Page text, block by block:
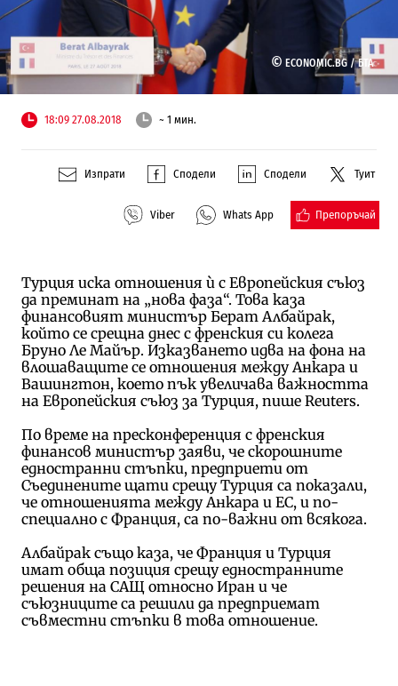
© ECONOMIC.BG /БТА
18:09 27.08.2018 ~ 1 мин.
Изпрати Сподели Сподели Туит
Viber Whats App Препоръчай
Турция иска отношения ѝ с Европейския съюз
да преминат на „нова фаза“. Това каза
финансовият министър Берат Албайрак,
който се срещна днес с френския си колега
Бруно Ле Майър. Изказването идва на фона на
влошаващите се отношения между Анкара и
Вашингтон, което пък увеличава важността
на Европейския съюз за Турция, пише Reuters.
По време на пресконференция с френския
финансов министър заяви, че скорошните
едностранни стъпки, предприети от
Съединените щати срещу Турция са показали,
че отношенията между Анкара и ЕС, и по-
специално с Франция, са по-важни от всякога.
Албайрак също каза, че Франция и Турция
имат обща позиция срещу едностранните
решения на САЩ относно Иран и че
съюзниците са решили да предприемат
съвместни стъпки в това отношение.